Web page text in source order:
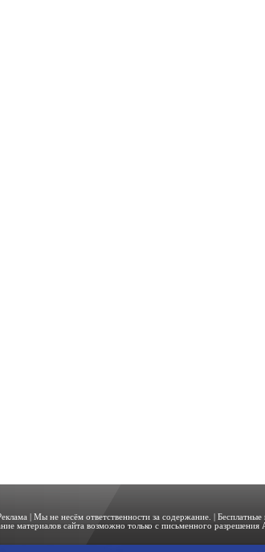
| Мы не несём ответственности за содержание. |
материалов сайта возможно только с письменного разрешения